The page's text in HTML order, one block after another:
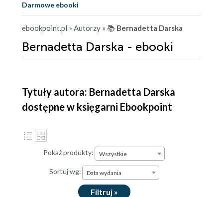
Darmowe ebooki
ebookpoint.pl » Autorzy » 📚 Bernadetta Darska
Bernadetta Darska - ebooki
Tytuły autora: Bernadetta Darska
dostępne w księgarni Ebookpoint
Pokaż produkty: Wszystkie
Sortuj wg: Data wydania
Filtruj »